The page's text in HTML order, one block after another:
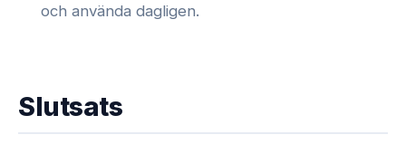
och använda dagligen.
Slutsats